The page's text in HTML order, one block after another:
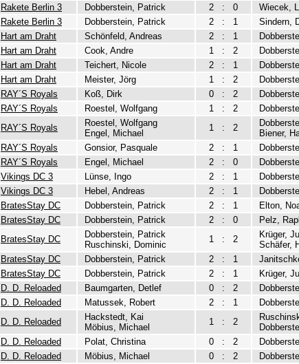
Rakete Berlin 3 Dobberstein, Patrick 2 : 0
Wiecek,
Rakete Berlin 3 Dobberstein, Patrick 2 : 1
Sindern,
Hart am Draht Schönfeld, Andreas 2 : 1
Hart am Draht Cook, Andre 1 : 2
Hart am Draht Teichert, Nicole 2 : 1
Hart am Draht Meister, Jörg 1 : 2
RAY´S Royals Koß, Dirk 0 : 2
RAY´S Royals Roestel, Wolfgang 1 : 2
RAY´S Royals
Roestel, Wolfgang
Engel, Michael
1 : 2
Biener,
RAY´S Royals Gonsior, Pasquale 2 : 1
RAY´S Royals Engel, Michael 2 : 0
Vikings DC 3 Lünse, Ingo 2 : 1
Vikings DC 3 Hebel, Andreas 2 : 1
BratesStay DC Dobberstein, Patrick 2 : 1
Elton,
BratesStay DC Dobberstein, Patrick 2 : 0
Pelz,
BratesStay DC
Dobberstein, Patrick
Ruschinski, Dominic
1 : 2
Krüger,
Schäfer,
BratesStay DC Dobberstein, Patrick 2 : 1
BratesStay DC Dobberstein, Patrick 2 : 1
Krüger,
D. D. Reloaded Baumgarten, Detlef 0 : 2
D. D. Reloaded Matussek, Robert 2 : 1
D. D. Reloaded
Hackstedt, Kai
Möbius, Michael
1 : 2
D. D. Reloaded Polat, Christina 0 : 2
D. D. Reloaded Möbius, Michael 0 : 2